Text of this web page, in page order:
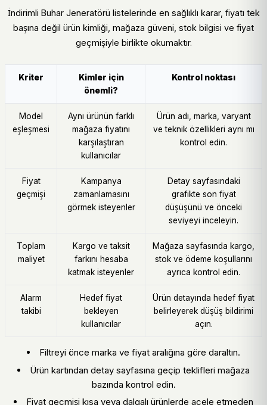
İndirimli Buhar Jeneratörü listelerinde en sağlıklı karar, fiyatı tek
başına değil ürün kimliği, mağaza güveni, stok bilgisi ve fiyat
geçmişiyle birlikte okumaktır.
Kriter
Kimler için
önemli?
Kontrol noktası
Model
eşleşmesi
Aynı ürünün farklı
mağaza fiyatını
karşılaştıran
kullanıcılar
Ürün adı, marka, varyant
ve teknik özellikleri aynı mı
kontrol edin.
Fiyat
geçmişi
Kampanya
zamanlamasını
görmek isteyenler
Detay sayfasındaki
grafikte son fiyat
düşüşünü ve önceki
seviyeyi inceleyin.
Toplam
maliyet
Kargo ve taksit
farkını hesaba
katmak isteyenler
Mağaza sayfasında kargo,
stok ve ödeme koşullarını
ayrıca kontrol edin.
Alarm
takibi
Hedef fiyat
bekleyen
kullanıcılar
Ürün detayında hedef fiyat
belirleyerek düşüş bildirimi
açın.
Filtreyi önce marka ve fiyat aralığına göre daraltın.
Ürün kartından detay sayfasına geçip teklifleri mağaza
bazında kontrol edin.
Fiyat geçmişi kısa veya dalgalı ürünlerde acele etmeden